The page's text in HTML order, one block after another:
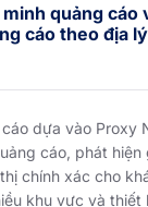
minh quảng cáo
cáo theo địa
dựa vào Proxy
cáo, phát hiện
chính xác cho
khu vực và thiết